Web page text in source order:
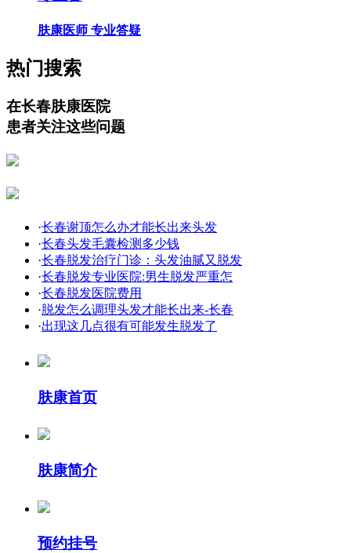
肤康医师 专业答疑
热门搜索
在长春肤康医院
患者关注这些问题
·长春谢顶怎么办才能长出来头发
·长春头发毛囊检测多少钱
·长春脱发治疗门诊：头发油腻又脱发
·长春脱发专业医院:男生脱发严重怎
·长春脱发医院费用
·脱发怎么调理头发才能长出来-长春
·出现这几点很有可能发生脱发了
肤康首页
肤康简介
预约挂号